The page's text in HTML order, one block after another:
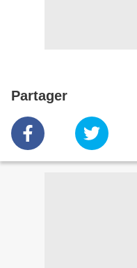
Partager